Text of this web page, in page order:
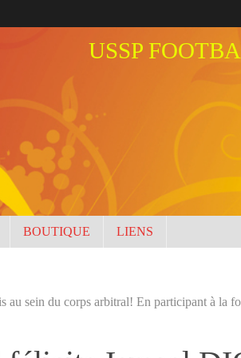
USSP
BOUTIQUE LIENS
sein du corps arbitral! En participant à la